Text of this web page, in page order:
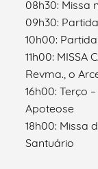
08h30: Missa
09h30:
10h00:
11h00: MISSA
Revma., o
16h00: Terço
Apoteose
18h00: Missa
Santuário